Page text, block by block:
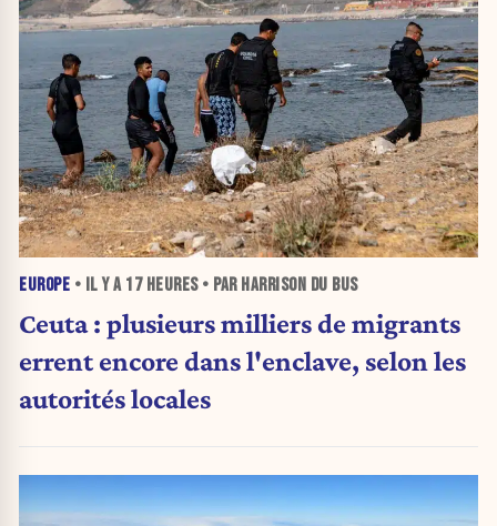
EUROPE • IL Y A 17 HEURES• PAR HARRISON DU BUS
Ceuta : plusieurs milliers de migrants
errent encore dans l'enclave, selon les
autorités locales